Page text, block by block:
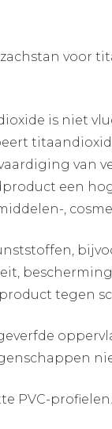
voor
is niet
van
een
,
tegen
PVC-profielen.